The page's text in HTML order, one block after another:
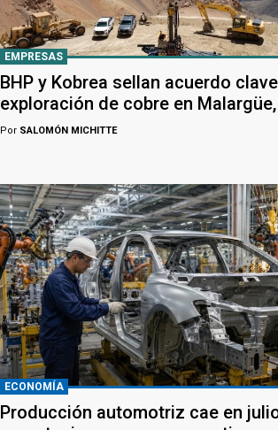
EMPRESAS
BHP y Kobrea sellan acuerdo
exploración de cobre en
Por SALOMÓN MICHITTE
ECONOMÍA
Producción automotriz cae en